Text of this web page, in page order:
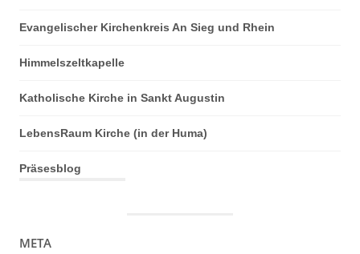
Evangelischer Kirchenkreis An Sieg und Rhein
Himmelszeltkapelle
Katholische Kirche in Sankt Augustin
LebensRaum Kirche (in der Huma)
Präsesblog
META